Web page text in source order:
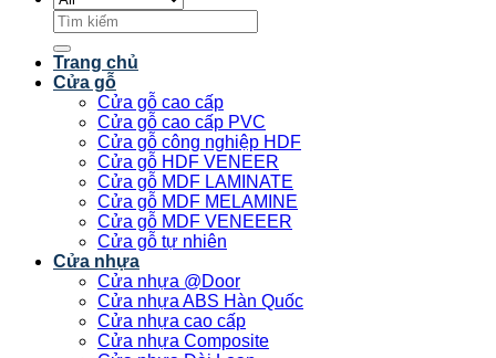
Tìm
kiếm:
Trang chủ
Cửa gỗ
Cửa gỗ cao cấp
Cửa gỗ cao cấp PVC
Cửa gỗ công nghiệp HDF
Cửa gỗ HDF VENEER
Cửa gỗ MDF LAMINATE
Cửa gỗ MDF MELAMINE
Cửa gỗ MDF VENEEER
Cửa gỗ tự nhiên
Cửa nhựa
Cửa nhựa @Door
Cửa nhựa ABS Hàn Quốc
Cửa nhựa cao cấp
Cửa nhựa Composite